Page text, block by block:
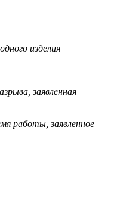
изделия
заявленная
работы, заявленное